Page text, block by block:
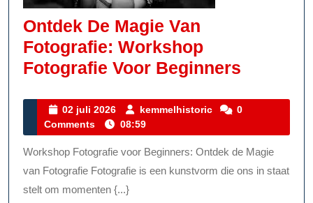
Ontdek De Magie Van
Fotografie: Workshop
Fotografie Voor Beginners
Magie
02 juli 2026
02
juli
2026
kemmelhistoric kemmelhistoric
0
Comments
08:59
Workshop Fotografie voor Beginners: Ontdek de Magie
van Fotografie Fotografie is een kunstvorm die ons in staat
stelt om momenten {...}